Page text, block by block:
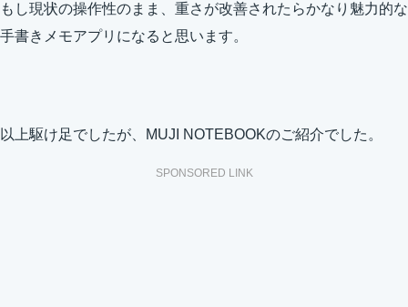
もし現状の操作性のまま、重さが改善されたらかなり魅力的な
手書きメモアプリになると思います。
以上駆け足でしたが、MUJI NOTEBOOKのご紹介でした。
SPONSORED LINK